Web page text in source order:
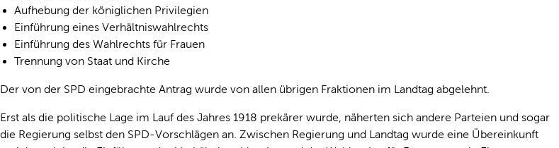
Aufhebung der königlichen Privilegien
Einführung eines Verhältniswahlrechts
Einführung des Wahlrechts für Frauen
Trennung von Staat und Kirche
Der von der SPD eingebrachte Antrag wurde von allen übrigen Fraktionen im Landtag abgelehnt.
Erst als die politische Lage im Lauf des Jahres 1918 prekärer wurde, näherten sich andere Parteien und sogar
die Regierung selbst den SPD-Vorschlägen an. Zwischen Regierung und Landtag wurde eine Übereinkunft